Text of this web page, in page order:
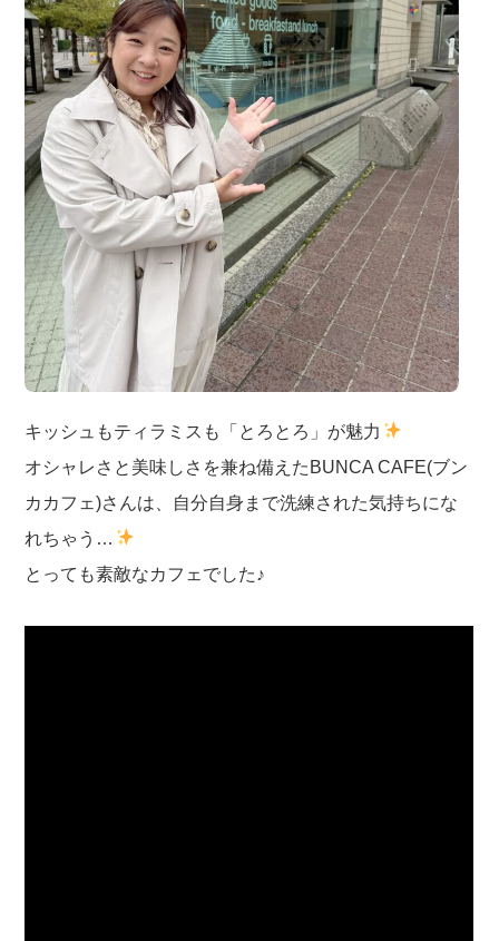
キッシュもティラミスも「とろとろ」が魅力
オシャレさと美味しさを兼ね備えたBUNCA CAFE(ブン
カカフェ)さんは、自分自身まで洗練された気持ちにな
れちゃう…
とっても素敵なカフェでした♪